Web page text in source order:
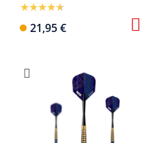
21,95 €